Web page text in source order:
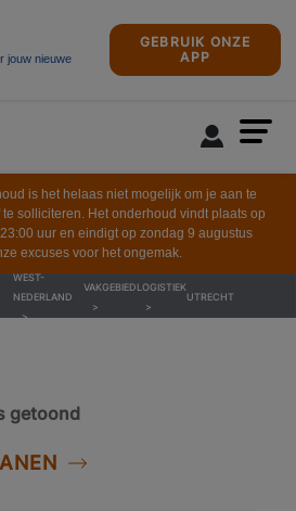
jouw nieuwe
GEBRUIK ONZE
APP
is het helaas niet mogelijk om je aan te
solliciteren. Het onderhoud vindt plaats op
uur en eindigt op zondag 9 augustus
excuses voor het ongemak.
WEST-
NEDERLAND
VAKGEBIEDLOGISTIEK
UTRECHT
getoond